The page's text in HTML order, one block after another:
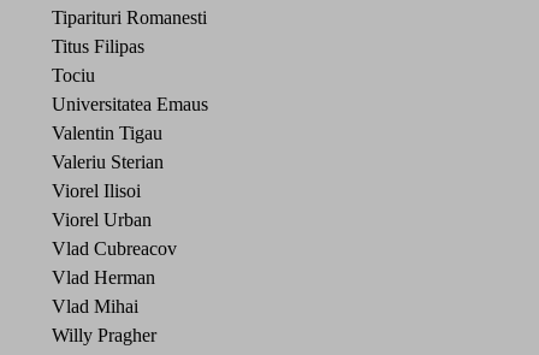
Tiparituri Romanesti
Titus Filipas
Tociu
Universitatea Emaus
Valentin Tigau
Valeriu Sterian
Viorel Ilisoi
Viorel Urban
Vlad Cubreacov
Vlad Herman
Vlad Mihai
Willy Pragher